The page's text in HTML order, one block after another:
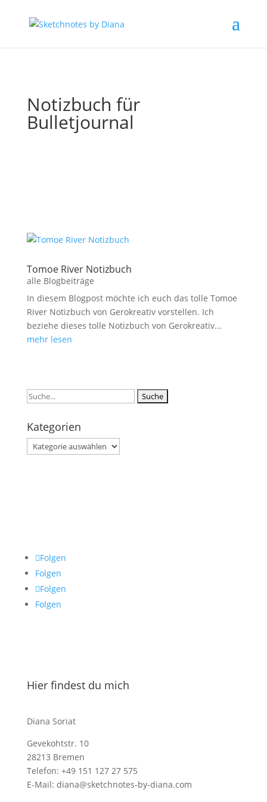
Notizbuch für
Bulletjournal
Tomoe River Notizbuch
alle Blogbeiträge
In diesem Blogpost möchte ich euch das tolle Tomoe
River Notizbuch von Gerokreativ vorstellen. Ich
beziehe dieses tolle Notizbuch von Gerokreativ...
mehr lesen
Suchen
Kategorien
Kategorien
Folgen
Folgen
Folgen
Folgen
Hier findest du mich
Diana Soriat
Gevekohtstr. 10
28213 Bremen
Telefon: +49 151 127 27 575
E-Mail: diana@sketchnotes-by-diana.com